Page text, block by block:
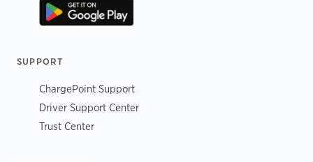
SUPPORT
ChargePoint Support
Driver Support Center
Trust Center